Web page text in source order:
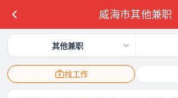
威海市其他兼职
其他兼职
找工作